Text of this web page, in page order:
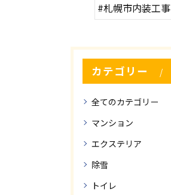
#札幌市内装工事
カテゴリー
全てのカテゴリー
マンション
エクステリア
除雪
トイレ